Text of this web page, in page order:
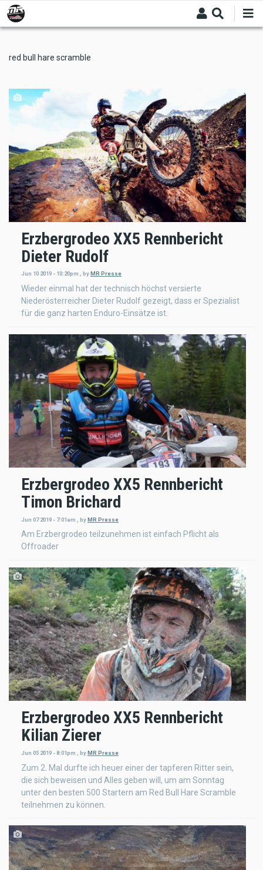
Skip
to
main
red bull hare scramble
Erzbergrodeo XX5 Rennbericht
Dieter Rudolf
Jun 10 2019 - 10:20pm , by MR Presse
Wieder einmal hat der technisch höchst versierte
Niederösterreicher Dieter Rudolf gezeigt, dass er Spezialist
für die ganz harten Enduro-Einsätze ist.
Erzbergrodeo XX5 Rennbericht
Timon Brichard
Jun 07 2019 - 7:01am byMR Presse
Am Erzbergrodeo teilzunehmen ist einfach Pflicht als
Offroader
Erzbergrodeo XX5 Rennbericht
Kilian Zierer
Jun 05 2019 - 8:01pm byMR Presse
Zum 2. Mal durfte ich heuer einer der tapferen Ritter sein,
die sich beweisen und Alles geben will, um am Sonntag
unter den besten 500 Startern am Red Bull Hare Scramble
teilnehmen zu können.